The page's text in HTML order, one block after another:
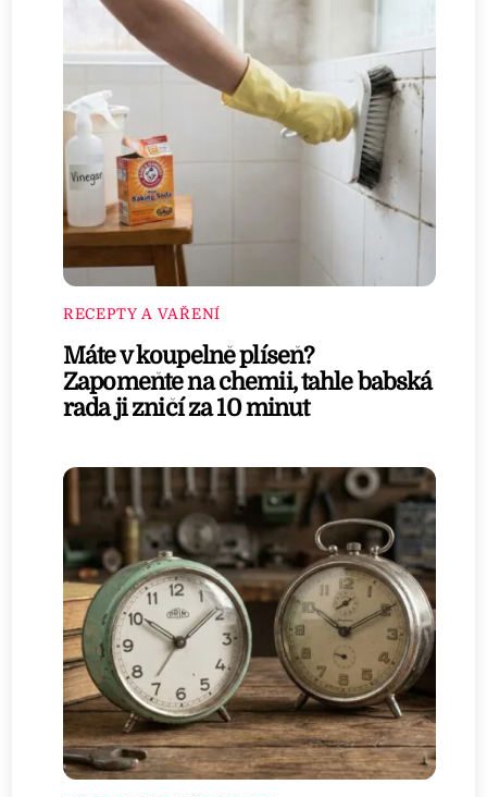
RECEPTY A VAŘENÍ
Máte v koupelně plíseň?
Zapomeňte na chemii, tahle babská
rada ji zničí za 10 minut